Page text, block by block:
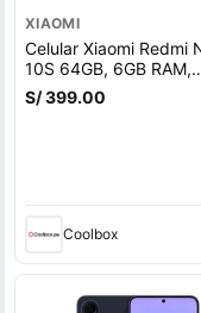
XIAOMI
Celular Xiaomi Redmi
10S 64GB, 6GB RAM,
cámara trasera 64MP y
frontal 13MP, 6.43"",
S/ 399.00
Coolbox